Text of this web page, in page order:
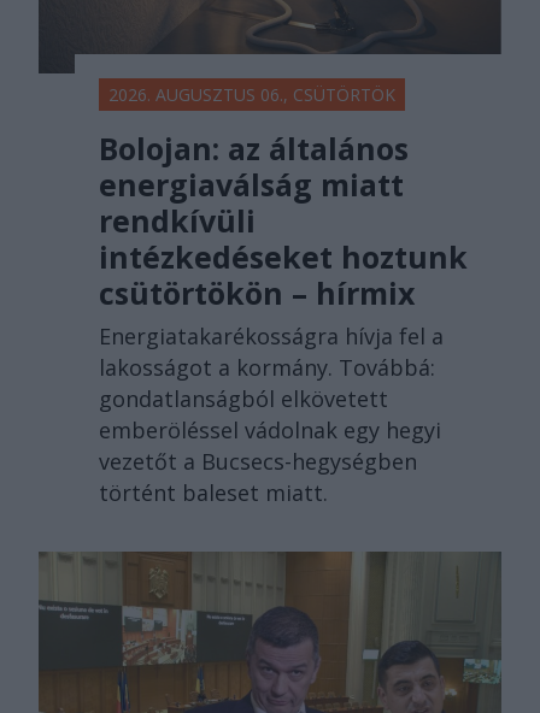
2026. AUGUSZTUS 06., CSÜTÖRTÖK
Bolojan: az általános
energiaválság miatt
rendkívüli
intézkedéseket hoztunk
csütörtökön – hírmix
Energiatakarékosságra hívja fel a
lakosságot a kormány. Továbbá:
gondatlanságból elkövetett
emberöléssel vádolnak egy hegyi
vezetőt a Bucsecs-hegységben
történt baleset miatt.